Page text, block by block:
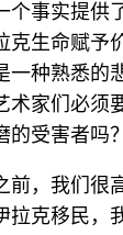
个事实提供
克生命赋予
一种熟悉的
术家们必须
受害者吗？
前，我们很
拉克移民，